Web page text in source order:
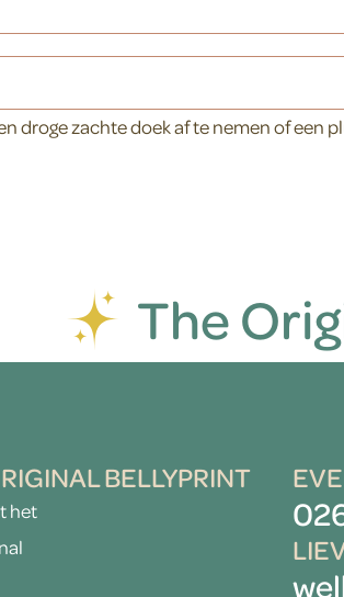
droge zachte doek af te nemen of een
The
BELLYPRINT
het